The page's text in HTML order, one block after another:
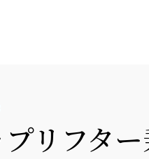
プリフタ